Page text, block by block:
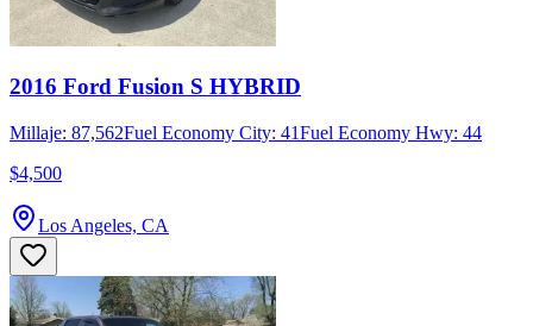
2016 Ford Fusion S HYBRID
Millaje: 87,562Fuel Economy City: 41Fuel Economy Hwy: 44
$4,500
Los Angeles, CA